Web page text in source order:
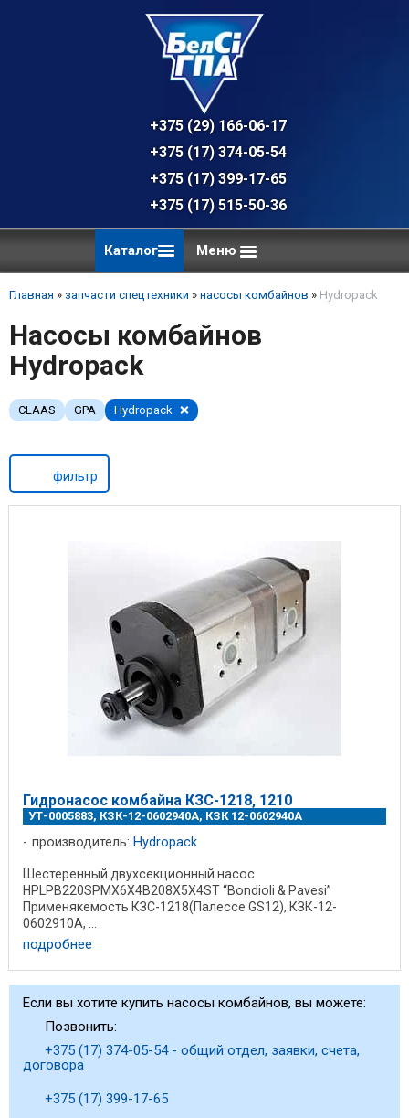
+375 (29) 166-06-17 - техническая
+375 (17) 374-05-54 - общий отдел,
+375 (17) 399-17-65
+375 (17) 515-50-36
Каталог Меню
Главная » запчасти спецтехники » насосы комбайнов » Hydropack
Насосы комбайнов
Hydropack
CLAAS GPA Hydropack
фильтр
Гидронасос комбайна КЗС-1218, 1210
УТ-0005883, КЗК-12-0602940А, КЗК 12-0602940А
производитель: Hydropack
Шестеренный двухсекционный насос
HPLPB220SPMX6X4B208X5X4ST “Bondioli & Pavesi”
Применякемость КЗС-1218(Палессе GS12), КЗК-12-
0602910А, ...
подробнее
Если вы хотите купить насосы комбайнов, вы можете:
Позвонить:
+375 (17) 374-05-54 - общий отдел, заявки, счета,
договора
+375 (17) 399-17-65